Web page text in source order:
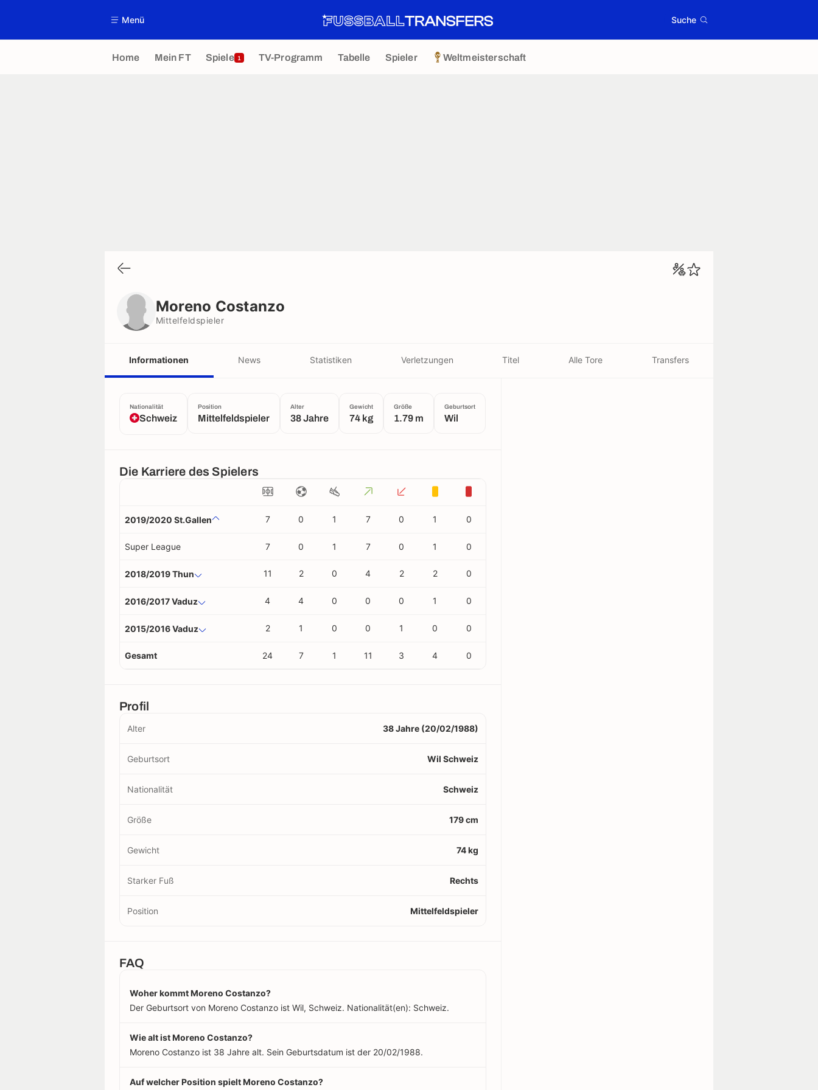
Menü Suche
Home Mein FT Spiele 1 TV-Programm Tabelle Spieler Weltmeisterschaft
Moreno Costanzo
Mittelfeldspieler
Informationen News Statistiken Verletzungen Titel Alle Tore Transfers
Nationalität
Schweiz
Position
Mittelfeldspieler
Alter
38 Jahre
Gewicht
74 kg
Größe
1.79 m
Geburtsort
Wil
Die Karriere des Spielers
2019/2020 St.Gallen 7 0 1 7 0 1 0
Super League 7 0 1 7 0 1 0
2018/2019 Thun 11 2 0 4 2 2 0
2016/2017 Vaduz 4 4 0 0 0 1 0
2015/2016 Vaduz 2 1 0 0 1 0 0
Gesamt 24 7 1 11 3 4 0
Profil
Alter 38 Jahre (20/02/1988)
Geburtsort Wil Schweiz
Nationalität Schweiz
Größe 179 cm
Gewicht 74 kg
Starker Fuß Rechts
Position Mittelfeldspieler
FAQ
Woher kommt Moreno Costanzo?
Der Geburtsort von Moreno Costanzo ist Wil, Schweiz. Nationalität(en): Schweiz.
Wie alt ist Moreno Costanzo?
Moreno Costanzo ist 38 Jahre alt. Sein Geburtsdatum ist der 20/02/1988.
Auf welcher Position spielt Moreno Costanzo?